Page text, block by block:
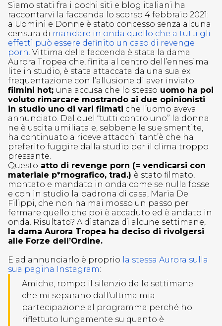
Siamo stati fra i pochi siti e blog italiani ha
raccontarvi la faccenda lo scorso 4 febbraio 2021:
a Uomini e Donne è stato concesso senza alcuna
censura di mandare in onda quello che a tutti gli
effetti può essere definito un caso di revenge
porn. Vittima della faccenda è stata la dama
Aurora Tropea che, finita al centro dell’ennesima
lite in studio, è stata attaccata da una sua ex
frequentazione con l’allusione di aver inviato
filmini hot; una accusa che lo stesso uomo ha poi
voluto rimarcare mostrando ai due opinionisti
in studio uno di vari filmati che l’uomo aveva
annunciato. Dal quel “tutti contro uno” la donna
ne è uscita umiliata e, sebbene le sue smentite,
ha continuato a riceve attacchi tant’è che ha
preferito fuggire dalla studio per il clima troppo
pressante.
Questo atto di revenge porn (= vendicarsi con
materiale p*rnografico, trad.) è stato filmato,
montato e mandato in onda come se nulla fosse
e con in studio la padrona di casa, Maria De
Filippi, che non ha mai mosso un passo per
fermare quello che poi è accaduto ed è andato in
onda. Risultato? A distanza di alcune settimane,
la dama Aurora Tropea ha deciso di rivolgersi
alle Forze dell’Ordine.
E ad annunciarlo è proprio la stessa Aurora sulla
sua pagina Instagram:
Amiche, rompo il silenzio delle settimane
che mi separano dall’ultima mia
partecipazione al programma perché ho
riflettuto lungamente su quanto è